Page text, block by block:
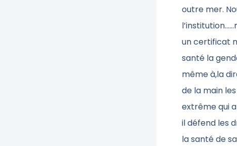
outre mer.
un certificat
santé la
même à,la
de la main
extrême qui
il défend les
la santé de